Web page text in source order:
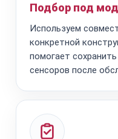
Подбор под
Используем
конкретной
помогает
сенсоров после